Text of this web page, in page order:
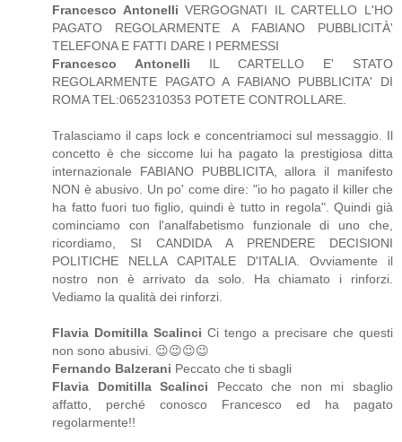
Francesco Antonelli VERGOGNATI IL CARTELLO L'HO
PAGATO REGOLARMENTE A FABIANO PUBBLICITÀ'
TELEFONA E FATTI DARE I PERMESSI
Francesco Antonelli IL CARTELLO E' STATO
REGOLARMENTE PAGATO A FABIANO PUBBLICITA' DI
ROMA TEL:0652310353 POTETE CONTROLLARE.
Tralasciamo il caps lock e concentriamoci sul messaggio. Il
concetto è che siccome lui ha pagato la prestigiosa ditta
internazionale FABIANO PUBBLICITA, allora il manifesto
NON è abusivo. Un po' come dire: "io ho pagato il killer che
ha fatto fuori tuo figlio, quindi è tutto in regola". Quindi già
cominciamo con l'analfabetismo funzionale di uno che,
ricordiamo, SI CANDIDA A PRENDERE DECISIONI
POLITICHE NELLA CAPITALE D'ITALIA. Ovviamente il
nostro non è arrivato da solo. Ha chiamato i rinforzi.
Vediamo la qualità dei rinforzi.
Flavia Domitilla Scalinci Ci tengo a precisare che questi
non sono abusivi. 😉😉😉😉
Fernando Balzerani Peccato che ti sbagli
Flavia Domitilla Scalinci Peccato che non mi sbaglio
affatto, perché conosco Francesco ed ha pagato
regolarmente!!